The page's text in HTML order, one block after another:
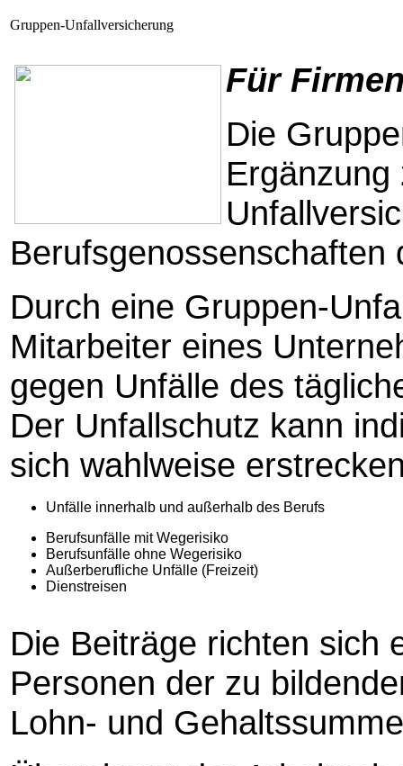
Gruppen-Unfallversicherung
Für
Die
Berufsgenossenschaften
Durch eine Gruppen-
Mitarbeiter eines
gegen Unfälle des
Der Unfallschutz kann
sich wahlweise
Unfälle innerhalb und außerhalb des Berufs
Berufsunfälle mit Wegerisiko
Berufsunfälle ohne Wegerisiko
Außerberufliche Unfälle (Freizeit)
Dienstreisen
Die Beiträge richten sich
Personen der zu
Lohn- und